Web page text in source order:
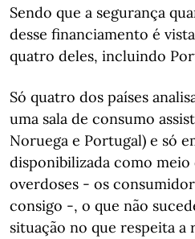
Sendo que a segurança
desse financiamento é
quatro deles, incluindo
Só quatro dos países
uma sala de consumo
Noruega e Portugal) e só
disponibilizada como meio
overdoses - os
consigo -, o que não
situação no que respeita a